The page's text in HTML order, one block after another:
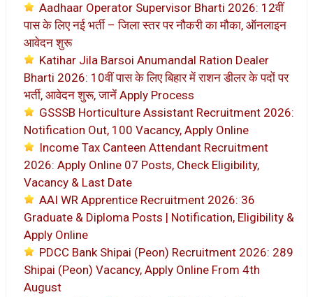
Aadhaar Operator Supervisor Bharti 2026: 12वीं
पास के लिए नई भर्ती – जिला स्तर पर नौकरी का मौका, ऑनलाइन
आवेदन शुरू
Katihar Jila Barsoi Anumandal Ration Dealer
Bharti 2026: 10वीं पास के लिए बिहार में राशन डीलर के पदों पर
भर्ती, आवेदन शुरू, जानें Apply Process
GSSSB Horticulture Assistant Recruitment 2026:
Notification Out, 100 Vacancy, Apply Online
Income Tax Canteen Attendant Recruitment
2026: Apply Online 07 Posts, Check Eligibility,
Vacancy & Last Date
AAI WR Apprentice Recruitment 2026: 36
Graduate & Diploma Posts | Notification, Eligibility &
Apply Online
PDCC Bank Shipai (Peon) Recruitment 2026: 289
Shipai (Peon) Vacancy, Apply Online From 4th
August